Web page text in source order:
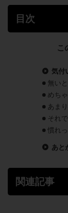
目次
こ
気付
無い
めち
あま
それ
慣れ
あと
関連記事